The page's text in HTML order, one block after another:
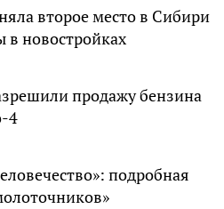
второе место в Сибири
в новостройках
продажу бензина
4
подробная